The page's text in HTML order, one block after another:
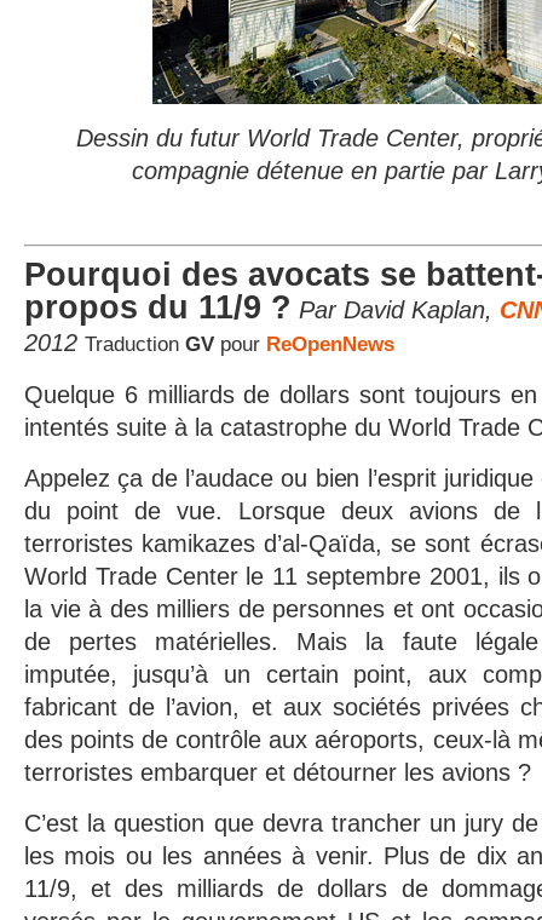
Dessin du futur World Trade Center,
compagnie détenue en partie par
Pourquoi des avocats se
propos du 11/9 ? Par David Kaplan,
2012 Traduction GV pour ReOpenNews
Quelque 6 milliards de dollars sont toujours
intentés suite à la catastrophe du World Trade
Appelez ça de l’audace ou bien l’esprit
du point de vue. Lorsque deux avions de
terroristes kamikazes d’al-Qaïda, se sont
World Trade Center le 11 septembre 2001, ils
la vie à des milliers de personnes et ont
de pertes matérielles. Mais la faute
imputée, jusqu’à un certain point, aux
fabricant de l’avion, et aux sociétés privées
des points de contrôle aux aéroports, ceux-là
terroristes embarquer et détourner les avions ?
C’est la question que devra trancher un jury
les mois ou les années à venir. Plus de dix
11/9, et des milliards de dollars de